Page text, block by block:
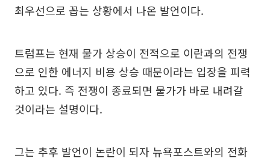
최우선으로 꼽는 상황에서 나온 발언이다.
트럼프는 현재 물가 상승이 전적으로 이란과의 전쟁
으로 인한 에너지 비용 상승 때문이라는 입장을 피력
하고 있다. 즉 전쟁이 종료되면 물가가 바로 내려갈
것이라는 설명이다.
그는 추후 발언이 논란이 되자 뉴욕포스트와의 전화